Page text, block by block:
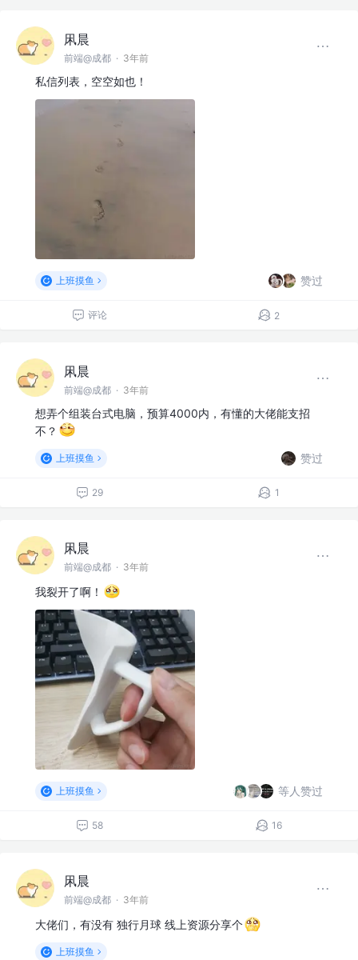
凩晨
前端@成都 · 3年前
私信列表，空空如也！
上班摸鱼 赞过
评论 2
凩晨
前端@成都 · 3年前
想弄个组装台式电脑，预算4000内，有懂的大佬能支招
不？
上班摸鱼 赞过
29 1
凩晨
前端@成都 · 3年前
我裂开了啊！
上班摸鱼 等人赞过
58 16
凩晨
前端@成都 · 3年前
大佬们，有没有 独行月球 线上资源分享个
上班摸鱼